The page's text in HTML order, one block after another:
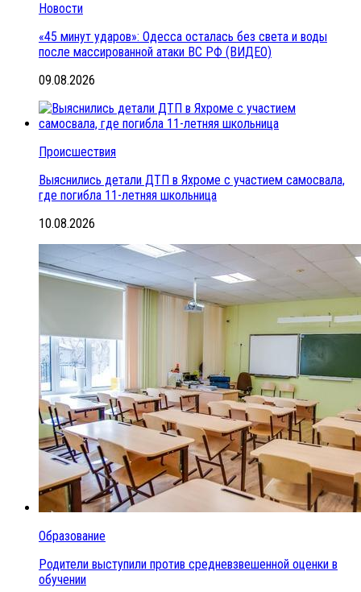
Новости
«45 минут ударов»: Одесса осталась без света и воды
после массированной атаки ВС РФ (ВИДЕО)
09.08.2026
Происшествия
Выяснились детали ДТП в Яхроме с участием самосвала,
где погибла 11-летняя школьница
10.08.2026
Образование
Родители выступили против средневзвешенной оценки в
обучении